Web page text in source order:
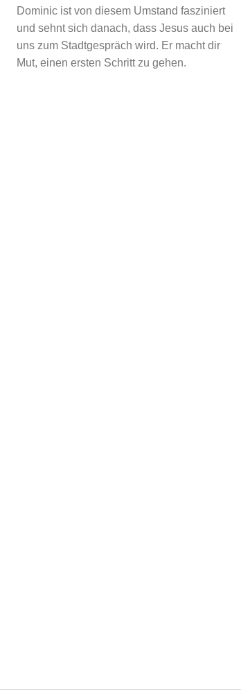
Dominic ist von diesem Umstand fasziniert
und sehnt sich danach, dass Jesus auch bei
uns zum Stadtgespräch wird. Er macht dir
Mut, einen ersten Schritt zu gehen.